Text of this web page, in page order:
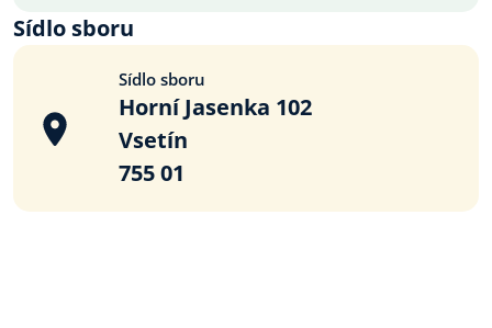
Sídlo sboru
Sídlo sboru
Horní Jasenka 102
Vsetín
755 01